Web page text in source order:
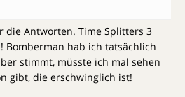
die Antworten. Time Splitters 3
Bomberman hab ich tatsächlich
stimmt, müsste ich mal sehen
gibt, die erschwinglich ist!